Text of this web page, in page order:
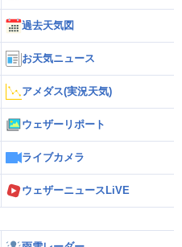
過去天気図
お天気ニュース
アメダス(実況天気)
ウェザーリポート
ライブカメラ
ウェザーニュースLiVE